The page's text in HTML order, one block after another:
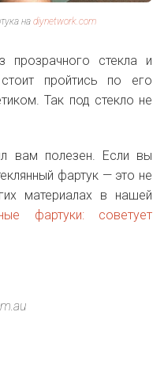
на diynetwork.com
прозрачного стекла и
пройтись по его
Так под стекло не
вам полезен. Если вы
фартук — это не
материалах в нашей
фартуки: советует